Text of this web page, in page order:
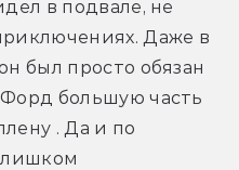
в подвале, не
Даже в
был просто обязан
большую часть
. Да и по